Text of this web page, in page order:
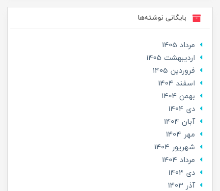
بایگانی نوشته‌ها
مرداد 1405
ارديبهشت 1405
فروردین 1405
اسفند 1404
بهمن 1404
دی 1404
آبان 1404
مهر 1404
شهریور 1404
مرداد 1404
دی 1403
آذر 1403